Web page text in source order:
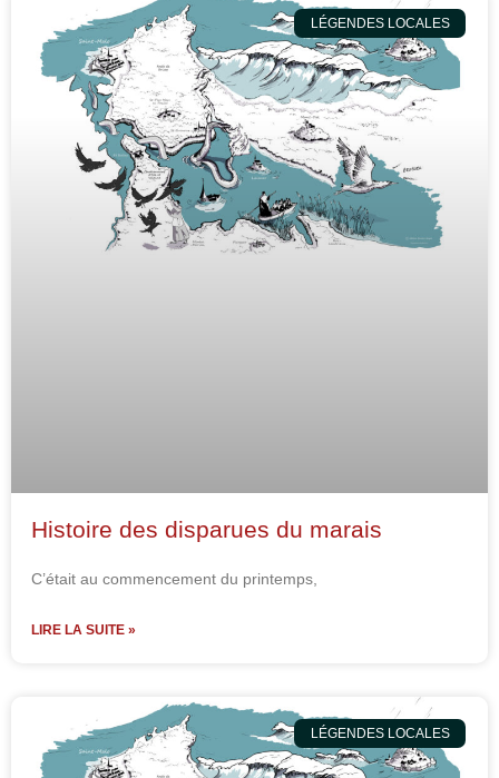
LÉGENDES LOCALES
Histoire des disparues du marais
C’était au commencement du printemps,
LIRE LA SUITE »
LÉGENDES LOCALES